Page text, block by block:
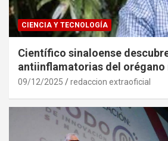
CIENCIA Y TECNOLOGÍA
Científico sinaloense
antiinflamatorias del orégano
09/12/2025 redaccion extraoficial